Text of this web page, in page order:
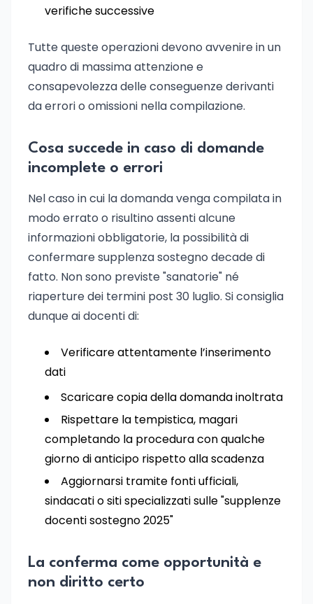
verifiche successive
Tutte queste operazioni devono avvenire in un
quadro di massima attenzione e
consapevolezza delle conseguenze derivanti
da errori o omissioni nella compilazione.
Cosa succede in caso di domande
incomplete o errori
Nel caso in cui la domanda venga compilata in
modo errato o risultino assenti alcune
informazioni obbligatorie, la possibilità di
confermare supplenza sostegno decade di
fatto. Non sono previste "sanatorie" né
riaperture dei termini post 30 luglio. Si consiglia
dunque ai docenti di:
Verificare attentamente l’inserimento
dati
Scaricare copia della domanda inoltrata
Rispettare la tempistica, magari
completando la procedura con qualche
giorno di anticipo rispetto alla scadenza
Aggiornarsi tramite fonti ufficiali,
sindacati o siti specializzati sulle "supplenze
docenti sostegno 2025"
La conferma come opportunità e
non diritto certo